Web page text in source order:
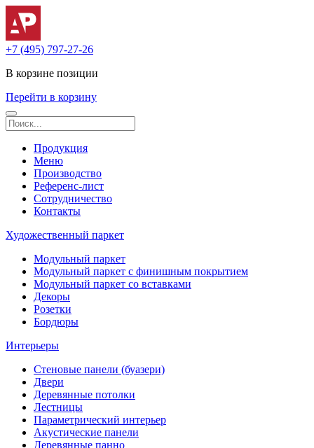
+7 (495) 797-27-26
В корзине позиции
Перейти в корзину
Продукция
Меню
Производство
Референс-лист
Сотрудничество
Контакты
Художественный паркет
Модульный паркет
Модульный паркет с финишным покрытием
Модульный паркет со вставками
Декоры
Розетки
Бордюры
Интерьеры
Стеновые панели (буазери)
Двери
Деревянные потолки
Лестницы
Параметрический интерьер
Акустические панели
Деревянные панно